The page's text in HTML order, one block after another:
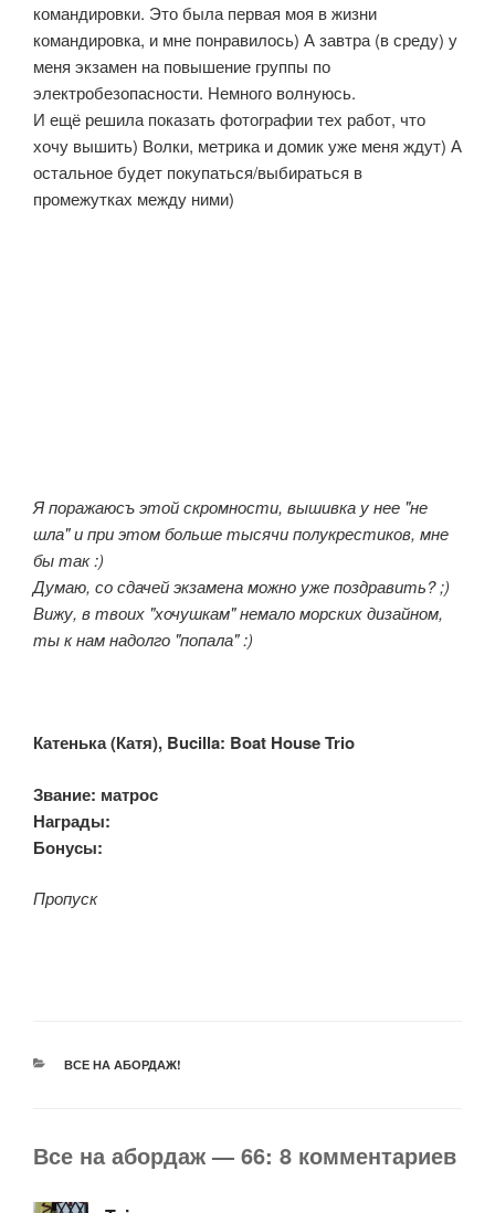
командировки. Это была первая моя в жизни
командировка, и мне понравилось) А завтра (в среду) у
меня экзамен на повышение группы по
электробезопасности. Немного волнуюсь.
И ещё решила показать фотографии тех работ, что
хочу вышить) Волки, метрика и домик уже меня ждут) А
остальное будет покупаться/выбираться в
промежутках между ними)
Я поражаюсъ этой скромности, вышивка у нее "не
шла" и при этом больше тысячи полукрестиков, мне
бы так :)
Думаю, со сдачей экзамена можно уже поздравить? ;)
Вижу, в твоих "хочушкам" немало морских дизайном,
ты к нам надолго "попала" :)
Катенька(Катя), Bucilla: Boat House Trio
Звание: матрос
Награды:
Бонусы:
Пропуск
РУБРИКИ
ВСЕ НА АБОРДАЖ!
Все на абордаж — 66: 8 комментариев